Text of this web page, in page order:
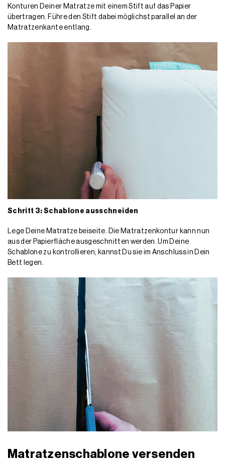
Konturen Deiner Matratze mit einem Stift auf das Papier
übertragen. Führe den Stift dabei möglichst parallel an der
Matratzenkante entlang.
Schritt 3: Schablone ausschneiden
Lege Deine Matratze beiseite. Die Matratzenkontur kann nun
aus der Papierfläche ausgeschnitten werden. Um Deine
Schablone zu kontrollieren, kannst Du sie im Anschluss in Dein
Bett legen.
Matratzenschablone versenden